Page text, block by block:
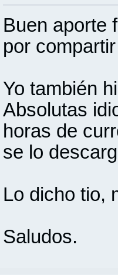
Buen aporte
por
Yo también
Absolutas
horas de
se lo
Lo dicho tio,
Saludos.